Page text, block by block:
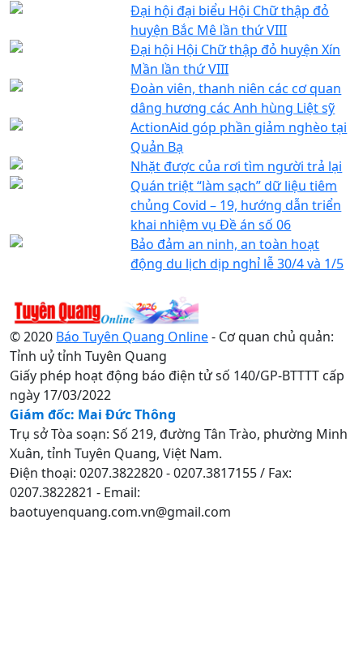
Đại hội đại biểu Hội Chữ thập đỏ
huyện Bắc Mê lần thứ VIII
Đại hội Hội Chữ thập đỏ huyện Xín
Mần lần thứ VIII
Đoàn viên, thanh niên các cơ quan
dâng hương các Anh hùng Liệt sỹ
ActionAid góp phần giảm nghèo tại
Quản Bạ
Nhặt được của rơi tìm người trả lại
Quán triệt “làm sạch” dữ liệu tiêm
chủng Covid – 19, hướng dẫn triển
khai nhiệm vụ Đề án số 06
Bảo đảm an ninh, an toàn hoạt
động du lịch dịp nghỉ lễ 30/4 và 1/5
© 2020 Báo Tuyên Quang Online- Cơ quan chủ quản:
Tỉnh uỷ tỉnh Tuyên Quang
Giấy phép hoạt động báo điện tử số 140/GP-BTTTT cấp
ngày 17/03/2022
Giám đốc: Mai Đức Thông
Trụ sở Tòa soạn: Số 219, đường Tân Trào, phường Minh
Xuân, tỉnh Tuyên Quang, Việt Nam.
Điện thoại: 0207.3822820 - 0207.3817155 / Fax:
0207.3822821 - Email:
baotuyenquang.com.vn@gmail.com